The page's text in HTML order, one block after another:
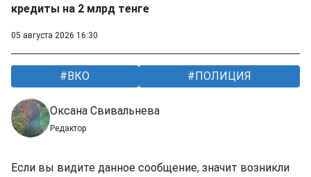
кредиты на 2 млрд тенге
05 августа 2026 16:30
ВКО ПОЛИЦИЯ
Оксана Свивальнева
Редактор
Если вы видите данное сообщение, значит возникли